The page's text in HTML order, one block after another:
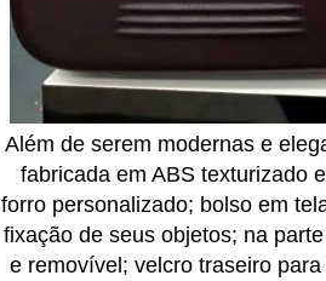
Além de serem modernas e
fabricada em ABS texturizado
forro personalizado; bolso em
fixação de seus objetos; na
e removível; velcro traseiro